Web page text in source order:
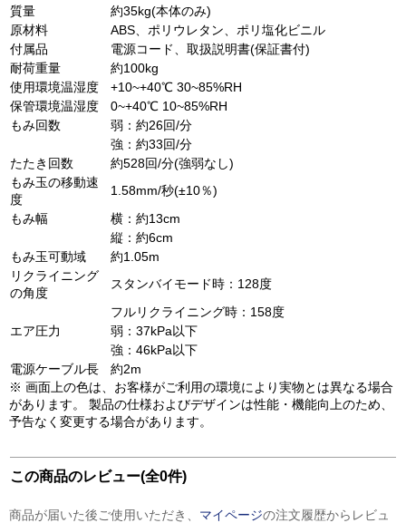
質量
約35kg(本体のみ)
原材料
ABS、ポリウレタン、ポリ塩化ビニル
付属品
電源コード、取扱説明書(保証書付)
耐荷重量
約100kg
使用環境温湿度
+10~+40℃ 30~85%RH
保管環境温湿度
0~+40℃ 10~85%RH
もみ回数
弱：約26回/分
強：約33回/分
たたき回数
約528回/分(強弱なし)
もみ玉の移動速
度
1.58mm/秒(±10％)
もみ幅
横：約13cm
縦：約6cm
もみ玉可動域
約1.05m
リクライニング
の角度
スタンバイモード時：128度
フルリクライニング時：158度
エア圧力
弱：37kPa以下
強：46kPa以下
電源ケーブル長
約2m
※ 画面上の色は、お客様がご利用の環境により実物とは異なる場合
があります。 製品の仕様およびデザインは性能・機能向上のため、
予告なく変更する場合があります。
この商品のレビュー(全0件)
商品が届いた後ご使用いただき、 マイページの注文履歴からレビュ